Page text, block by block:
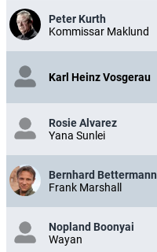
Peter Kurth
Kommissar Maklund
Karl Heinz Vosgerau
Rosie Alvarez
Yana Sunlei
Bernhard Bettermann
Frank Marshall
Nopland Boonyai
Wayan